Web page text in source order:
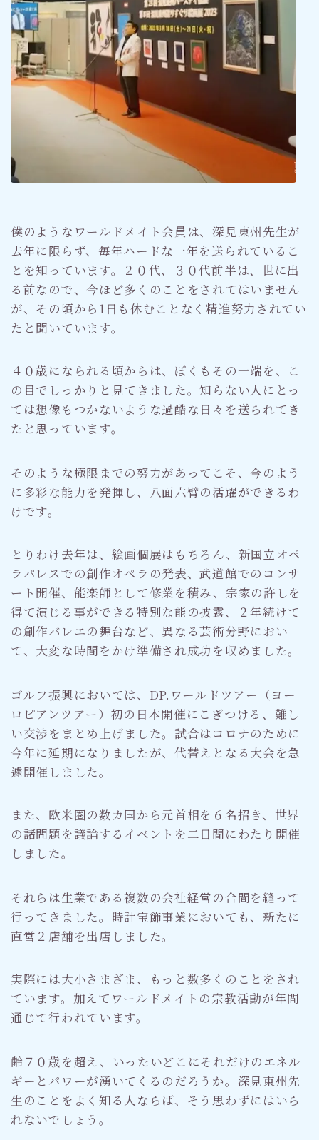
僕のようなワールドメイト会員は、深見東州先生が
去年に限らず、毎年ハードな一年を送られているこ
とを知っています。２０代、３０代前半は、世に出
る前なので、今ほど多くのことをされてはいません
が、その頃から1日も休むことなく精進努力されてい
たと聞いています。
４０歳になられる頃からは、ぼくもその一端を、こ
の目でしっかりと見てきました。知らない人にとっ
ては想像もつかないような過酷な日々を送られてき
たと思っています。
そのような極限までの努力があってこそ、今のよう
に多彩な能力を発揮し、八面六臂の活躍ができるわ
けです。
とりわけ去年は、絵画個展はもちろん、新国立オペ
ラパレスでの創作オペラの発表、武道館でのコンサ
ート開催、能楽師として修業を積み、宗家の許しを
得て演じる事ができる特別な能の披露、２年続けて
の創作バレエの舞台など、異なる芸術分野におい
て、大変な時間をかけ準備され成功を収めました。
ゴルフ振興においては、DP.ワールドツアー（ヨー
ロピアンツアー）初の日本開催にこぎつける、難し
い交渉をまとめ上げました。試合はコロナのために
今年に延期になりましたが、代替えとなる大会を急
遽開催しました。
また、欧米圏の数カ国から元首相を６名招き、世界
の諸問題を議論するイベントを二日間にわたり開催
しました。
それらは生業である複数の会社経営の合間を縫って
行ってきました。時計宝飾事業においても、新たに
直営２店舗を出店しました。
実際には大小さまざま、もっと数多くのことをされ
ています。加えてワールドメイトの宗教活動が年間
通じて行われています。
齢７０歳を超え、いったいどこにそれだけのエネル
ギーとパワーが湧いてくるのだろうか。深見東州先
生のことをよく知る人ならば、そう思わずにはいら
れないでしょう。